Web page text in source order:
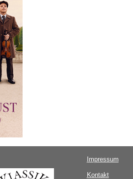
Impressum
Kontakt